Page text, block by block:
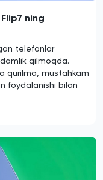
ning
telefonlar
qilmoqda.
qurilma, mustahkam
foydalanishi bilan